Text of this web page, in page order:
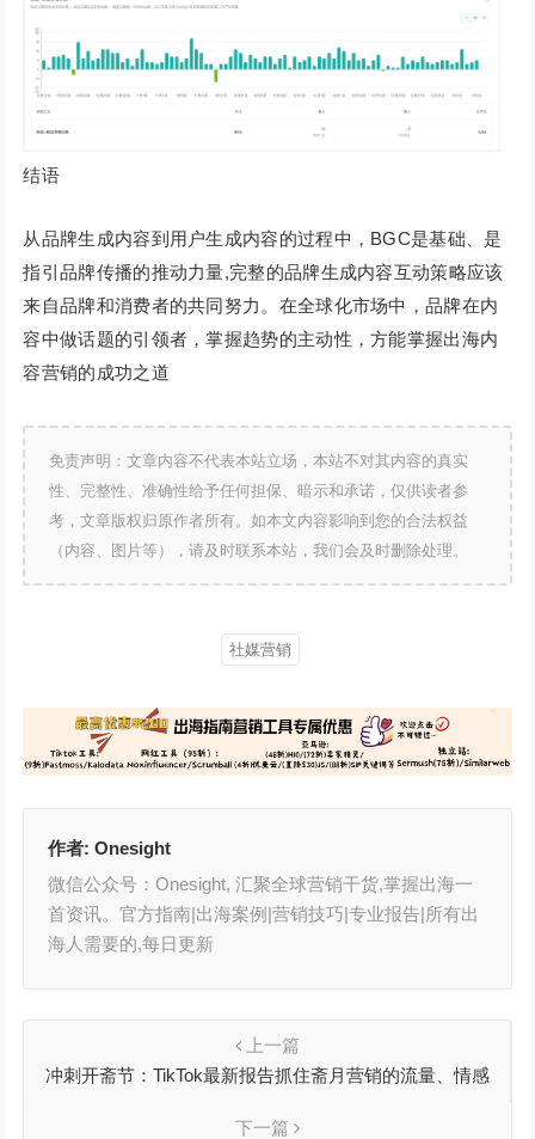
结语
从品牌生成内容到用户生成内容的过程中，BGC是基础、是
指引品牌传播的推动力量,完整的品牌生成内容互动策略应该
来自品牌和消费者的共同努力。在全球化市场中，品牌在内
容中做话题的引领者，掌握趋势的主动性，方能掌握出海内
容营销的成功之道
免责声明：文章内容不代表本站立场，本站不对其内容的真实
性、完整性、准确性给予任何担保、暗示和承诺，仅供读者参
考，文章版权归原作者所有。如本文内容影响到您的合法权益
（内容、图片等），请及时联系本站，我们会及时删除处理。
社媒营销
作者:Onesight
微信公众号：Onesight, 汇聚全球营销干货,掌握出海一
首资讯。官方指南|出海案例|营销技巧|专业报告|所有出
海人需要的,每日更新
上一篇
冲刺开斋节：TikTok最新报告抓住斋月营销的流量、情感
下一篇